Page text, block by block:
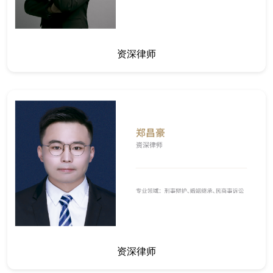
资深律师
资深律师